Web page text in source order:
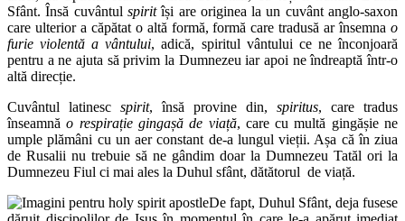
Sfânt. Însă cuvântul spiritîși are originea la un cuvânt anglo-saxon
care ulterior a căpătat o altă formă, formă care tradusă ar însemna o
furie violentă a vântului, adică, spiritul vântului ce ne înconjoară
pentru a ne ajuta să privim la Dumnezeu iar apoi ne îndreaptă într-o
altă direcție.
Cuvântul latinesc spirit, însă provine din, spiritus, care tradus
înseamnăo respirație gingașă de viață, care cu multă gingășie ne
umple plămâni cu un aer constant de-a lungul vieții. Așa că în ziua
de Rusalii nu trebuie să ne gândim doar la Dumnezeu Tatăl ori la
Dumnezeu Fiul ci mai ales la Duhul sfânt, dătătorul de viață.
De fapt, Duhul Sfânt, deja fusese